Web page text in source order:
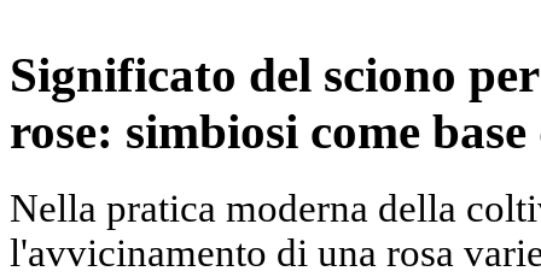
Significato del sciono
rose: simbiosi come base
Nella pratica moderna della
l'avvicinamento di una rosa